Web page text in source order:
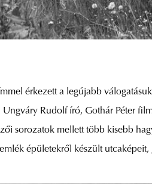
érkezett a legújabb
Rudolf író, Gothár Péter
sorozatok mellett több kisebb
épületekről készült